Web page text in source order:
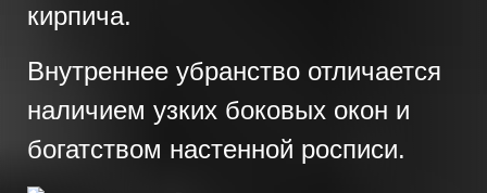
кирпича.
Внутреннее убранство отличается
наличием узких боковых окон и
богатством настенной росписи.